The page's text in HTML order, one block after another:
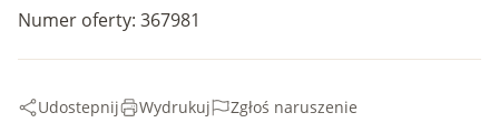
Numer oferty: 367981
Udostepnij Wydrukuj Zgłoś naruszenie